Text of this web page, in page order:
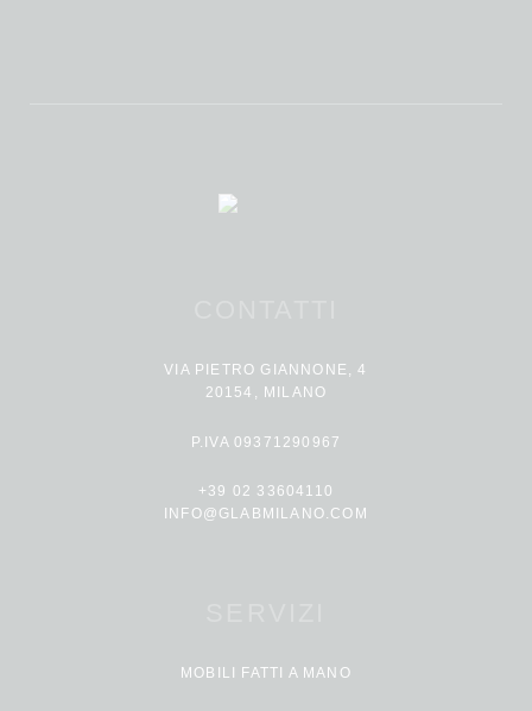
VIA PIETRO GIANNONE, 4
20154, MILANO
P.IVA 09371290967
+39 02 33604110
INFO@GLABMILANO.COM
MOBILI FATTI A MANO